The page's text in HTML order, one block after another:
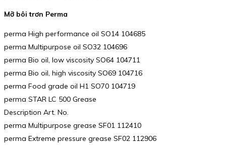
Mỡ bôi trơn Perma
perma High performance oil SO14 104685
perma Multipurpose oil SO32 104696
perma Bio oil, low viscosity SO64 104711
perma Bio oil, high viscosity SO69 104716
perma Food grade oil H1 SO70 104719
perma STAR LC 500 Grease
Description Art. No.
perma Multipurpose grease SF01 112410
perma Extreme pressure grease SF02 112906